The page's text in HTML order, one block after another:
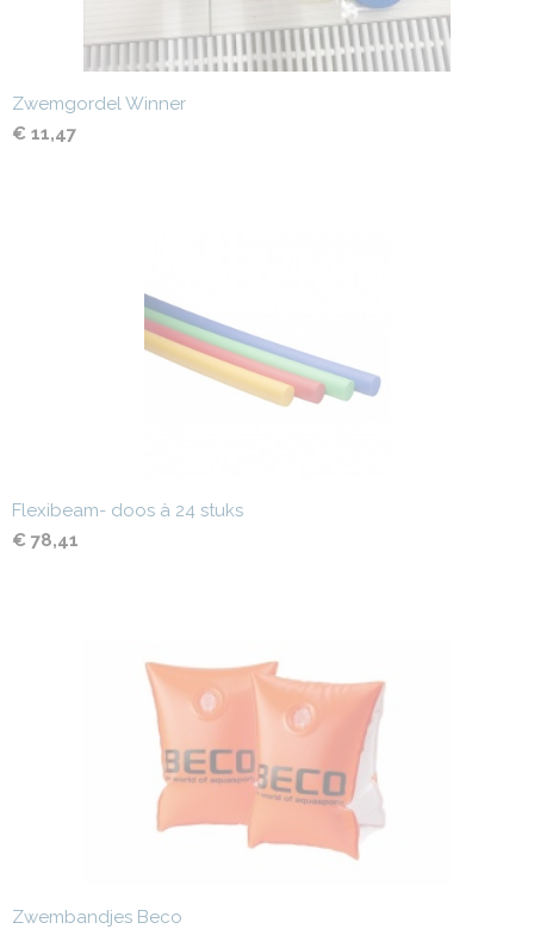
Zwemgordel Winner
€ 11,47
Flexibeam- doos à 24 stuks
€ 78,41
Zwembandjes Beco